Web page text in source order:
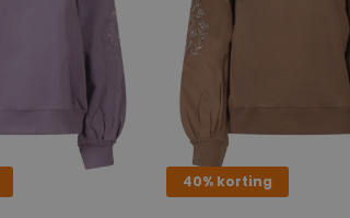
40% korting